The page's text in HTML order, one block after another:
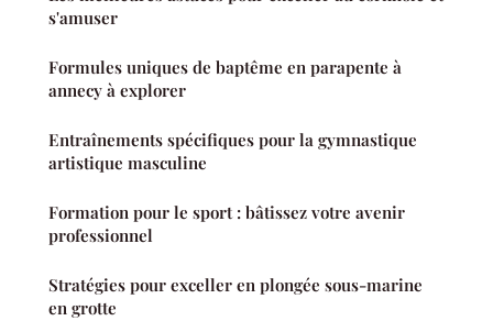
s'amuser
Formules uniques de baptême en parapente à
annecy à explorer
Entraînements spécifiques pour la gymnastique
artistique masculine
Formation pour le sport : bâtissez votre avenir
professionnel
Stratégies pour exceller en plongée sous-marine
en grotte